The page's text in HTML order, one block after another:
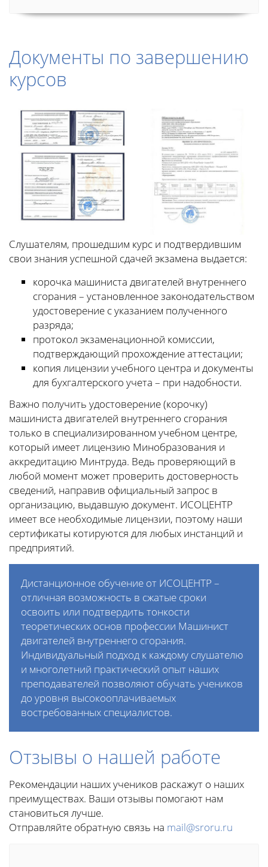
Документы по завершению
курсов
Слушателям, прошедшим курс и подтвердившим
свои знания успешной сдачей экзамена выдается:
корочка машиниста двигателей внутреннего
сгорания – установленное законодательством
удостоверение с указанием полученного
разряда;
протокол экзаменационной комиссии,
подтверждающий прохождение аттестации;
копия лицензии учебного центра и документы
для бухгалтерского учета – при надобности.
Важно получить удостоверение (корочку)
машиниста двигателей внутреннего сгорания
только в специализированном учебном центре,
который имеет лицензию Минобразования и
аккредитацию Минтруда. Ведь проверяющий в
любой момент может проверить достоверность
сведений, направив официальный запрос в
организацию, выдавшую документ. ИСОЦЕНТР
имеет все необходимые лицензии, поэтому наши
сертификаты котируются для любых инстанций и
предприятий.
Дистанционное обучение от ИСОЦЕНТР –
отличная возможность в сжатые сроки
освоить или подтвердить тонкости
теоретических основ профессии Машинист
двигателей внутреннего сгорания.
Индивидуальный подход к каждому слушателю
и многолетний практический опыт наших
преподавателей позволяют обучать учеников
до уровня высокооплачиваемых
востребованных специалистов.
Отзывы о нашей работе
Рекомендации наших учеников раскажут о наших
преимуществах. Ваши отзывы помогают нам
становиться лучше.
Отправляйте обратную связь на mail@sroru.ru